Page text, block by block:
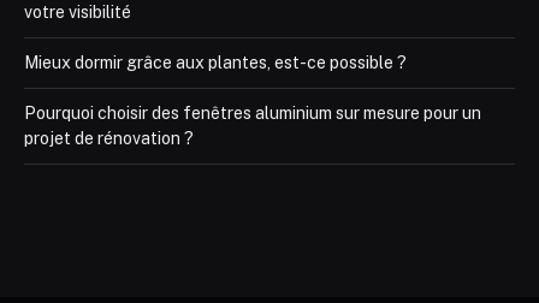
votre visibilité
Mieux dormir grâce aux plantes, est-ce possible ?
Pourquoi choisir des fenêtres aluminium sur mesure pour un
projet de rénovation ?